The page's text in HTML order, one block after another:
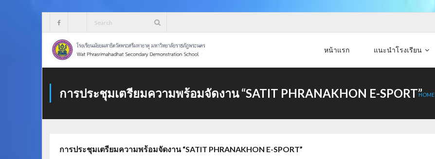
content
หน้าแรก
แนะนำโรงเรียน
HOME
การประชุมเตรียมความพร้อมจัดงาน “SATIT PHRANAKHON E-SPORT”
การประชุมเตรียมความพร้อมจัดงาน “SATIT PHRANAKHON E-SPORT”